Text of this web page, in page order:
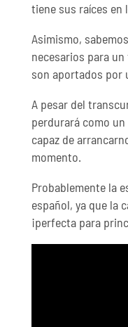
tiene sus raíces en
Asimismo,
necesarios para
son aportados por
A pesar del
perdurará como
capaz de
momento.
Probablemente la
español, ya que la
¡perfecta para